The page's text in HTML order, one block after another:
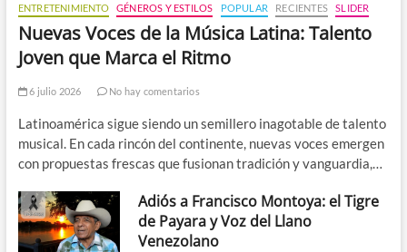
ENTRETENIMIENTO GÉNEROS Y ESTILOS POPULAR RECIENTES SLIDER
Nuevas Voces de la Música Latina: Talento
Joven que Marca el Ritmo
6 julio 2026 No hay comentarios
Latinoamérica sigue siendo un semillero inagotable de talento
musical. En cada rincón del continente, nuevas voces emergen
con propuestas frescas que fusionan tradición y vanguardia,…
Adiós a Francisco Montoya: el Tigre
de Payara y Voz del Llano
Venezolano